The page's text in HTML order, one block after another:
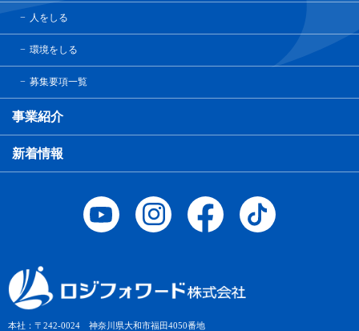
本社：〒242-0024 神奈川県大和市福田4050番地
人をしる
環境をしる
募集要項一覧
事業紹介
新着情報